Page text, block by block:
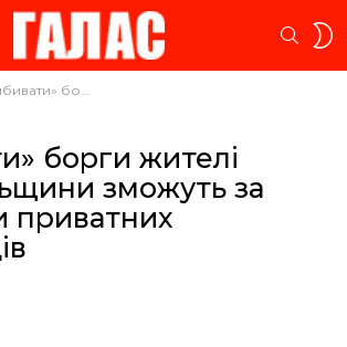
Тернопільщини зможуть за допомоги приватних виконавців
борги жителі
зможуть за
приватних